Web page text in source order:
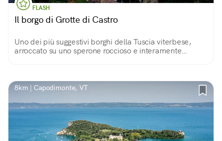
FLASH
Il borgo di Grotte di Castro
Uno dei più suggestivi borghi della Tuscia viterbese,
arroccato su uno sperone roccioso e interamente
8km | Capodimonte, VT